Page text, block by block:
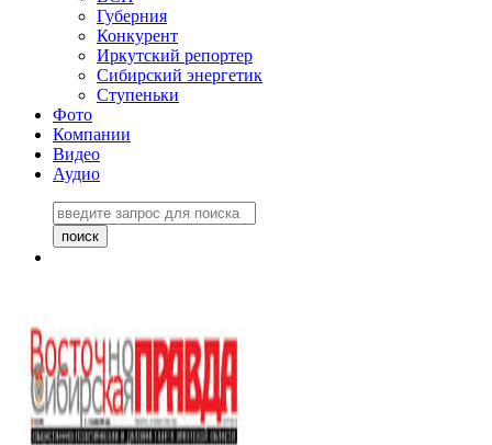
Губерния
Конкурент
Иркутский репортер
Сибирский энергетик
Ступеньки
Фото
Компании
Видео
Аудио